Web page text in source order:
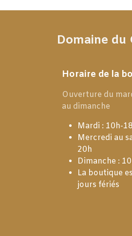
Domaine du
Horaire de la
Ouverture du
au dimanche
Mardi : 10h-
Mercredi au
20h
Dimanche :
La boutique
jours fériés